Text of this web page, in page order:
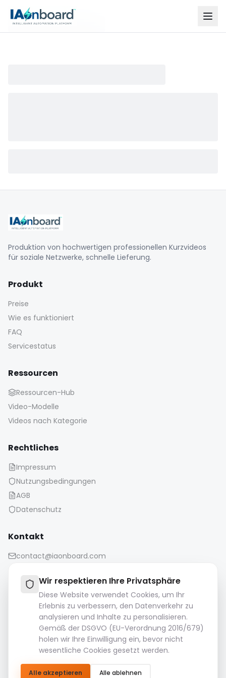
Wir respektieren Ihre Privatsphäre
Diese Website verwendet Cookies, um Ihr
Erlebnis zu verbessern, den Datenverkehr zu
analysieren und Inhalte zu personalisieren.
Gemäß der DSGVO (EU-Verordnung 2016/679)
holen wir Ihre Einwilligung ein, bevor nicht
wesentliche Cookies gesetzt werden.
Alle akzeptieren Alle ablehnen
Produktion von hochwertigen professionellen Kurzvideos
für soziale Netzwerke, schnelle Lieferung.
Produkt
Preise
Wie es funktioniert
FAQ
Servicestatus
Ressourcen
Ressourcen-Hub
Video-Modelle
Videos nach Kategorie
Rechtliches
Impressum
Nutzungsbedingungen
AGB
Datenschutz
Kontakt
contact@iaonboard.com
Aufbewahrungsrichtlinie:
Mediendateien (Bilder, Videos, Audiodateien usw.) werden
14 Tage lang aufbewahrt.
speichern Sie sie.